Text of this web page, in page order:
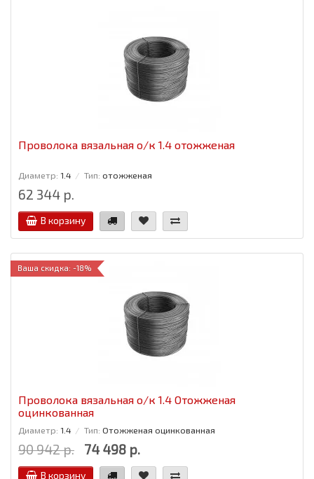
Проволока вязальная о/к 1.4 отожженая
Диаметр: 1.4 Тип: отожженая
62 344 р.
В корзину
Ваша скидка: -18%
Проволока вязальная о/к 1.4 Отожженая
оцинкованная
Диаметр: 1.4 Тип: Отожженая оцинкованная
90 942 р. 74 498 р.
В корзину